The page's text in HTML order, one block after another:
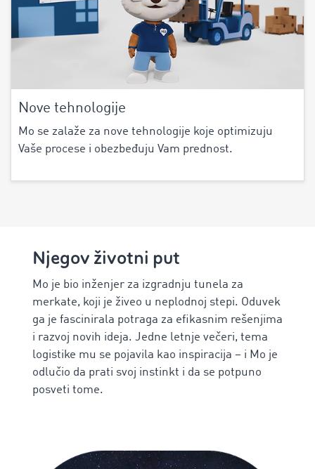
Nove tehnologije
Mo se zalaže za nove tehnologije koje optimizuju
Vaše procese i obezbeđuju Vam prednost.
Njegov životni put
Mo je bio inženjer za izgradnju tunela za
merkate, koji je živeo u neplodnoj stepi. Oduvek
ga je fascinirala potraga za efikasnim rešenjima
i razvoj novih ideja. Jedne letnje večeri, tema
logistike mu se pojavila kao inspiracija – i Mo je
odlučio da prati svoj instinkt i da se potpuno
posveti tome.